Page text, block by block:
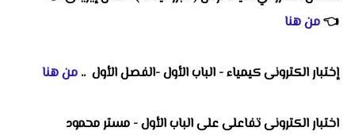
👈من هنا
إختبار الكترونى كيمياء - الباب الأول -الفصل الأول .. من هنا
اختبار الكترونى تفاعلى على الباب الأول - مستر محمود